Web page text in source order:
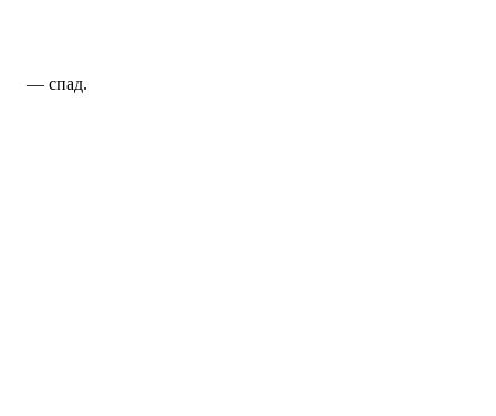
— спад.